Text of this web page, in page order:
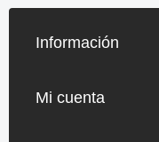
Información
Mi cuenta